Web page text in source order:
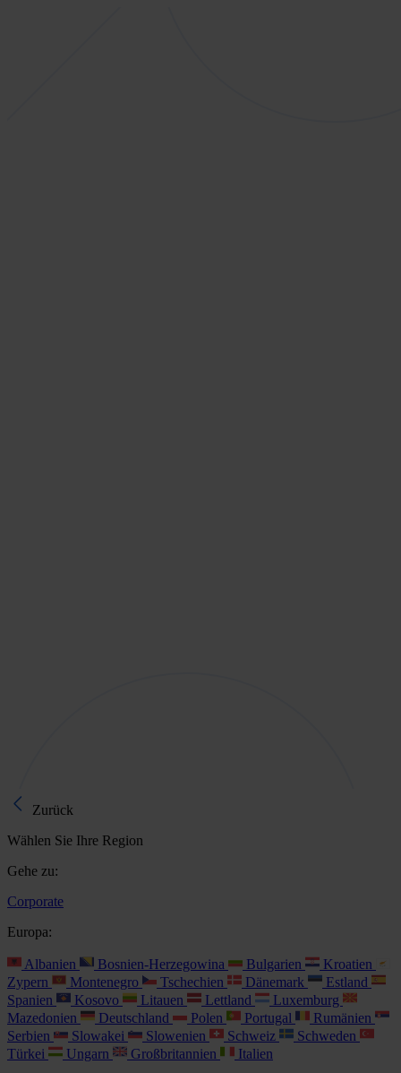
Zurück
Wählen Sie Ihre Region
Gehe zu:
Corporate
Europa:
Albanien Bosnien-Herzegowina Bulgarien
Kroatien
Zypern
Montenegro Tschechien Dänemark
Estland
Spanien
Kosovo Litauen Lettland
Luxemburg
Mazedonien
Deutschland Polen Portugal
Rumänien
Serbien
Slowakei Slowenien Schweiz
Schweden
Türkei
Ungarn Großbritannien
Italien